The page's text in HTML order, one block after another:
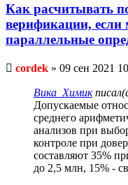
Как расчитывать
верификации, если
параллельные
Непрочитанное
cordek » 09 сен 2021
Вика_Химик
Допускаемые
среднего
анализов при
контроле при
составляют 35%
до 2,5 млн, 15% -